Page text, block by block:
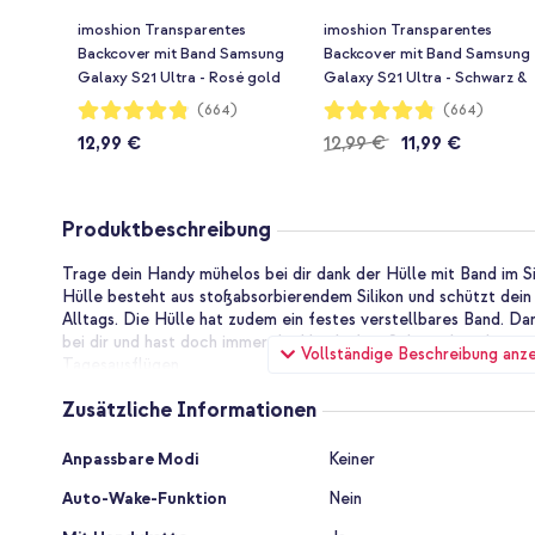
imoshion Transparentes
Backcover mit Band Samsung
Galaxy S21 Ultra - Rosé gold
Bewertung:
96%
(664)
12,99 €
imoshion Transparentes
Backcover mit Band Samsung
Galaxy S21 Ultra - Schwarz &
Gold
Bewertung:
96%
(664)
12,99 € 11,99 €
Produktbeschreibung
Vollständige Beschreibung
Trage dein Handy mühelos bei dir dank der Hülle mit Band im
Hülle besteht aus stoßabsorbierendem Silikon und schützt
Alltags. Die Hülle hat zudem ein festes verstellbares Band.
bei dir und hast doch immer die Hände frei. Sehr praktisch
Festes verstellbares Band
Material. Damit trägst du dein Handy komfortabel, ohne dass
über der Brust tragen willst, oder kurz, wenn du es lieber ums
Zusätzliche Informationen
Zusätzliche
Anpassbare Modi
Keiner
Auto-Wake-Funktion
Nein